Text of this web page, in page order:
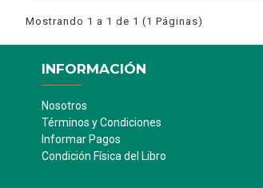
Mostrando 1 a 1 de 1 (1 Páginas)
INFORMACIÓN
Nosotros
Términos y Condiciones
Informar Pagos
Condición Física del Libro